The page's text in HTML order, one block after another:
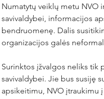
Numatytų veiklų metu NVO
savivaldybei, informacijos
bendruomenę. Dalis
organizacijos galės
Surinktos įžvalgos neliks
savivaldybei. Jie bus susiję
apsikeitimu, NVO įtraukimu